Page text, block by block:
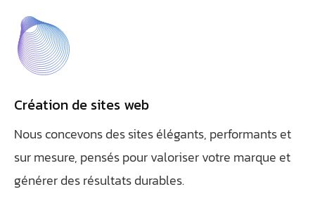
Création de sites web
Nous concevons des sites élégants, performants et
sur mesure, pensés pour valoriser votre marque et
générer des résultats durables.